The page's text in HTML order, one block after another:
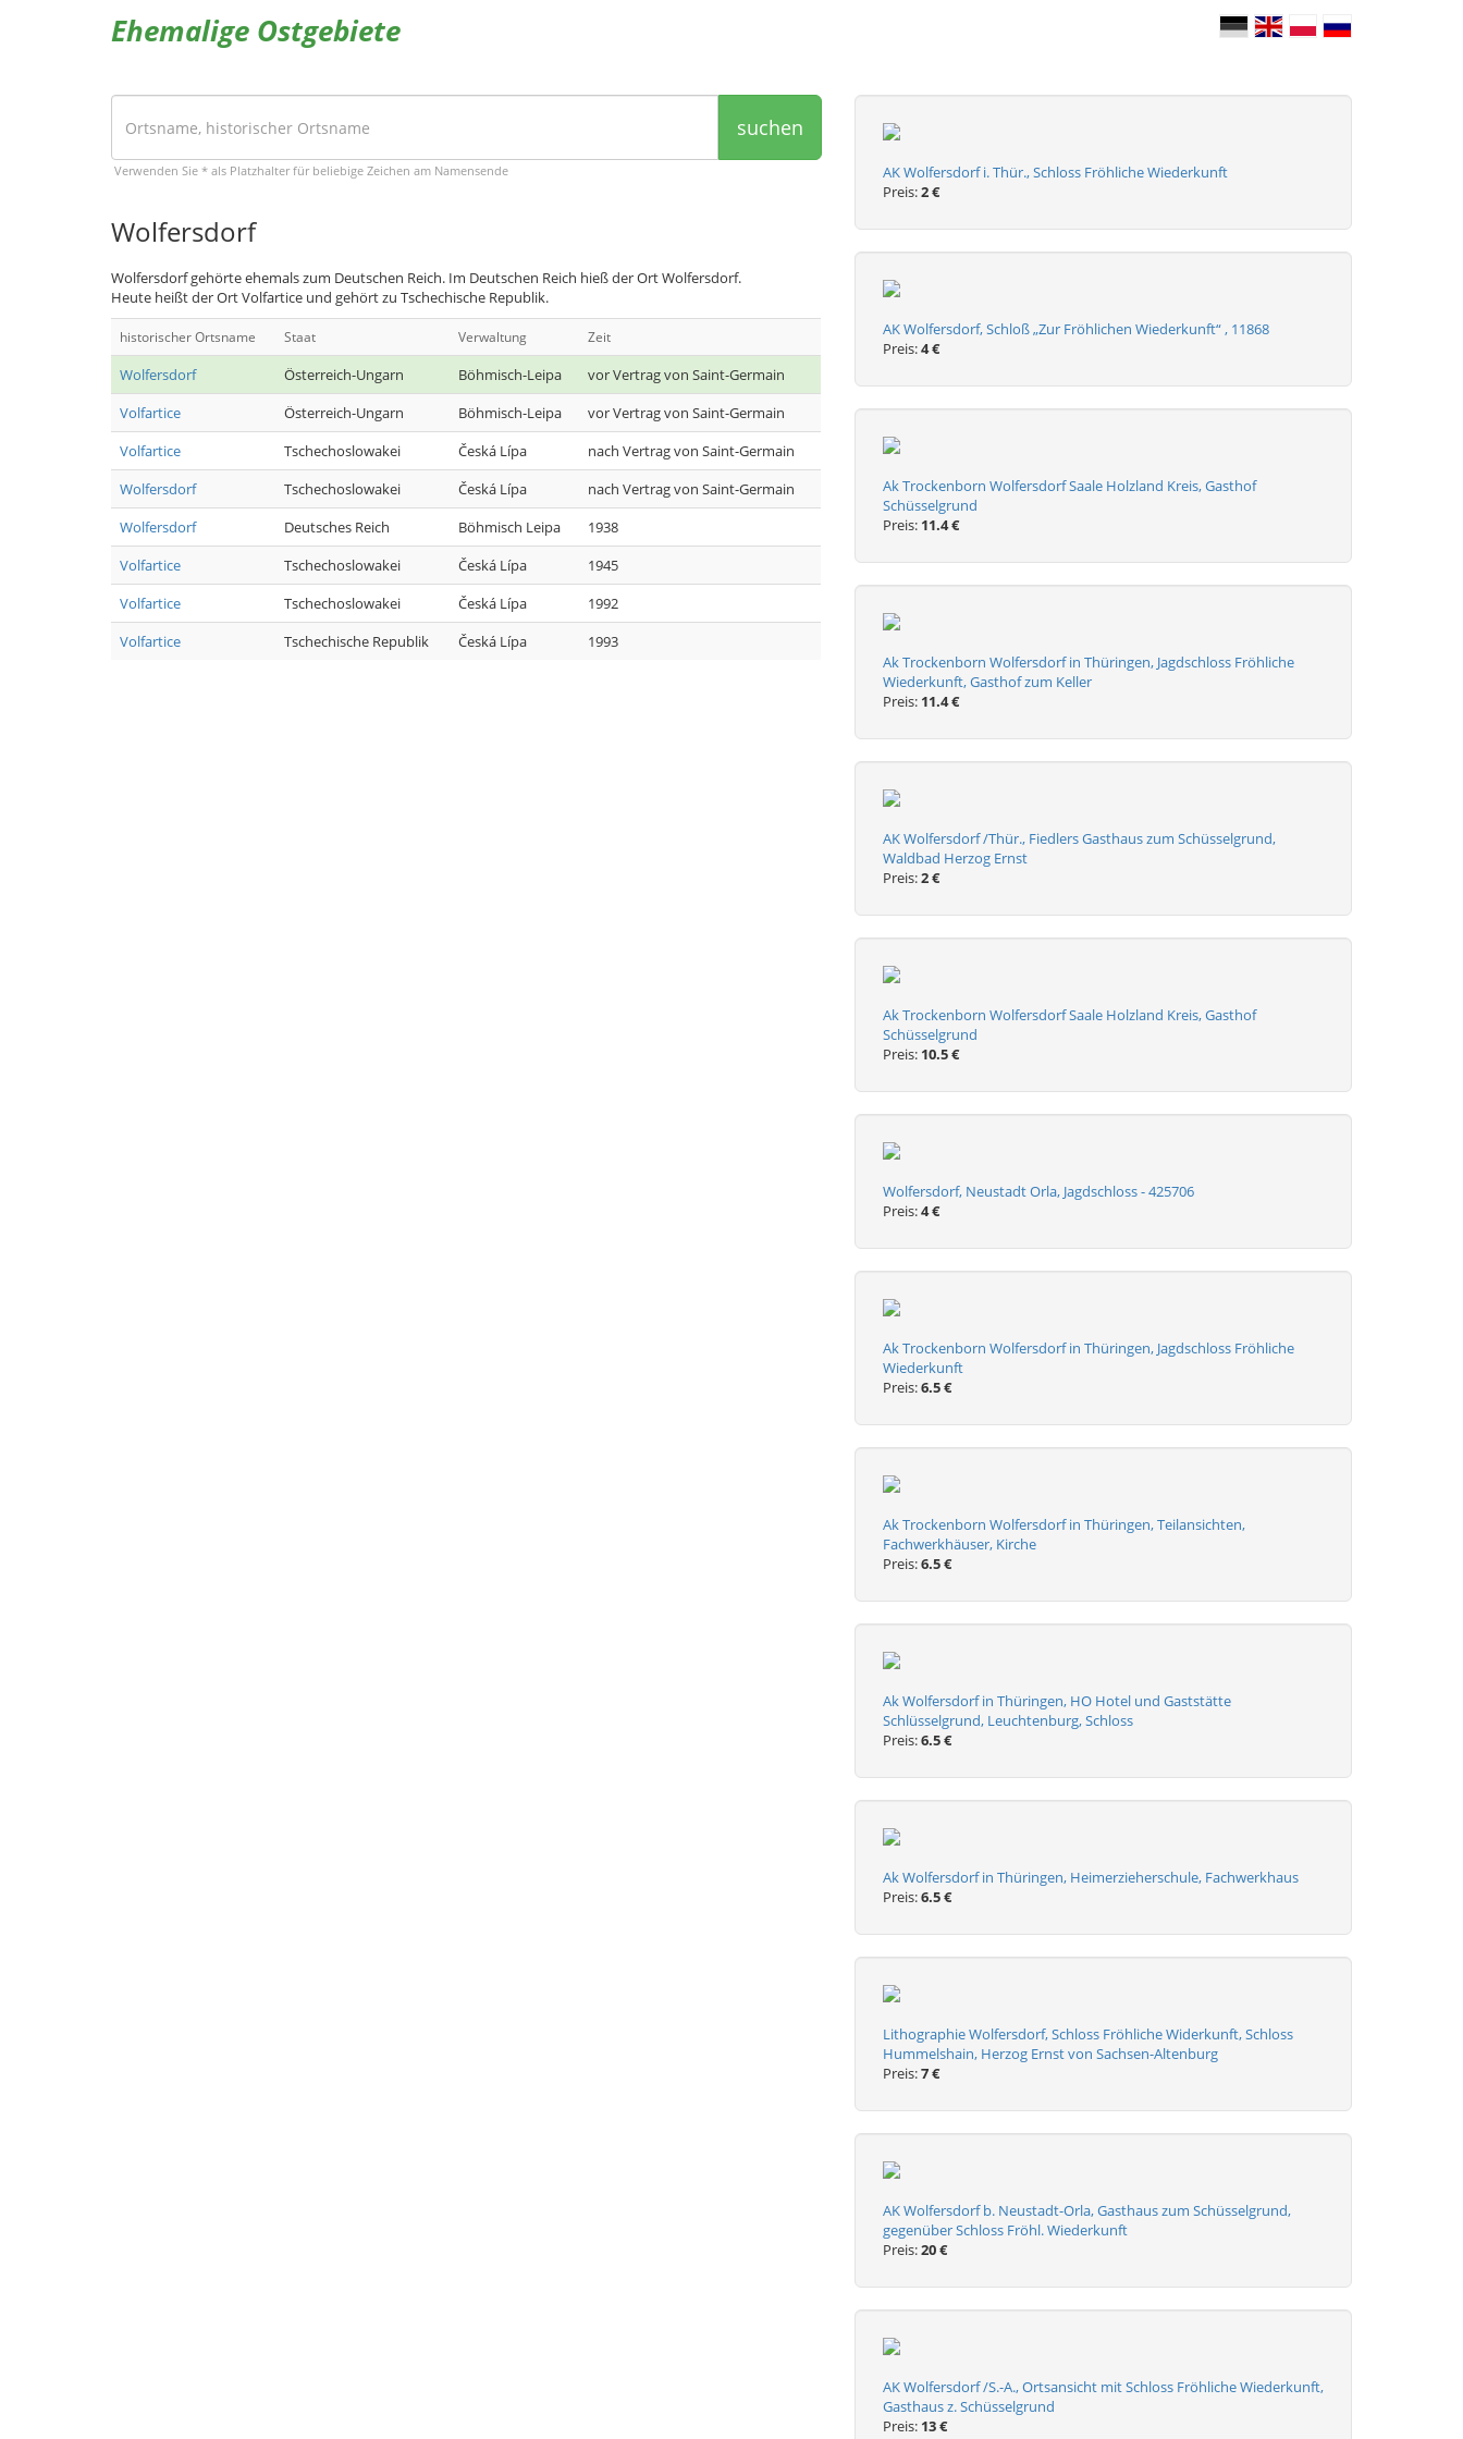
Ehemalige Ostgebiete
suchen
Verwenden Sie * als Platzhalter für beliebige Zeichen am Namensende
Wolfersdorf
Wolfersdorf gehörte ehemals zum Deutschen Reich. Im Deutschen Reich hieß der Ort Wolfersdorf.
Heute heißt der Ort Volfartice und gehört zu Tschechische Republik.
historischer Ortsname Staat Verwaltung Zeit
Wolfersdorf Österreich-Ungarn Böhmisch-Leipa
vor Vertrag von Saint-Germain
Volfartice
Österreich-Ungarn Böhmisch-Leipa
vor Vertrag von Saint-Germain
Volfartice
Tschechoslowakei Česká Lípa
nach Vertrag von Saint-Germain
Wolfersdorf
Tschechoslowakei Česká Lípa
nach Vertrag von Saint-Germain
Wolfersdorf
Deutsches Reich Böhmisch Leipa
1938
Volfartice
Tschechoslowakei Česká Lípa
1945
Volfartice
Tschechoslowakei Česká Lípa
1992
Volfartice
Tschechische Republik Česká Lípa 1993
AK Wolfersdorf i. Thür., Schloss Fröhliche Wiederkunft
Preis:2 €
AK Wolfersdorf, Schloß „Zur Fröhlichen Wiederkunft“ , 11868
Preis:4 €
Ak Trockenborn Wolfersdorf Saale Holzland Kreis, Gasthof
Schüsselgrund
Preis: 11.4 €
Ak Trockenborn Wolfersdorf in Thüringen, Jagdschloss Fröhliche
Wiederkunft, Gasthof zum Keller
Preis: 11.4 €
AK Wolfersdorf /Thür., Fiedlers Gasthaus zum Schüsselgrund,
Waldbad Herzog Ernst
Preis:2 €
Ak Trockenborn Wolfersdorf Saale Holzland Kreis, Gasthof
Schüsselgrund
Preis: 10.5 €
Wolfersdorf, Neustadt Orla, Jagdschloss - 425706
Preis:4 €
Ak Trockenborn Wolfersdorf in Thüringen, Jagdschloss Fröhliche
Wiederkunft
Preis:6.5 €
Ak Trockenborn Wolfersdorf in Thüringen, Teilansichten,
Fachwerkhäuser, Kirche
Preis:6.5 €
Ak Wolfersdorf in Thüringen, HO Hotel und Gaststätte
Schlüsselgrund, Leuchtenburg, Schloss
Preis:6.5 €
Ak Wolfersdorf in Thüringen, Heimerzieherschule, Fachwerkhaus
Preis:6.5 €
Lithographie Wolfersdorf, Schloss Fröhliche Widerkunft, Schloss
Hummelshain, Herzog Ernst von Sachsen-Altenburg
Preis:7 €
AK Wolfersdorf b. Neustadt-Orla, Gasthaus zum Schüsselgrund,
gegenüber Schloss Fröhl. Wiederkunft
Preis:20 €
AK Wolfersdorf /S.-A., Ortsansicht mit Schloss Fröhliche Wiederkunft,
Gasthaus z. Schüsselgrund
Preis: 13 €